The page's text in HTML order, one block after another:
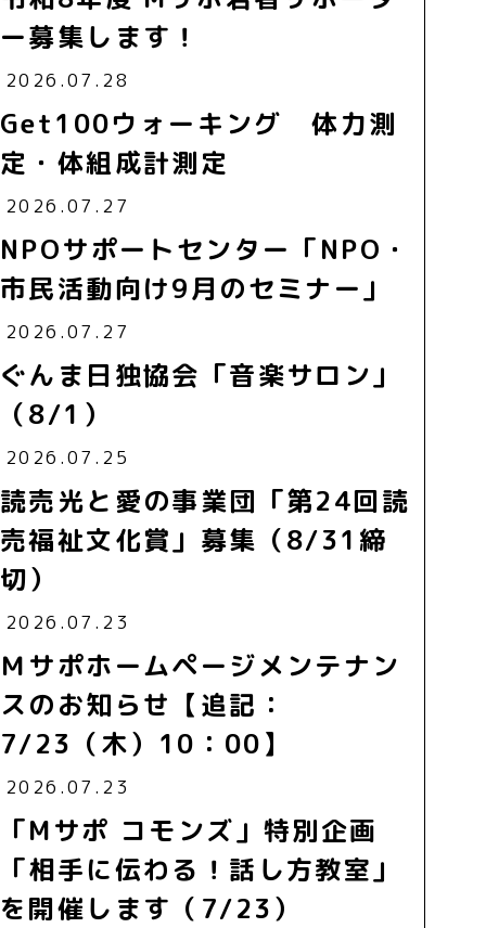
ー募集します！
2026.07.28
Get100ウォーキング 体力測
定・体組成計測定
2026.07.27
NPOサポートセンター「NPO・
市民活動向け9月のセミナー」
2026.07.27
ぐんま日独協会「音楽サロン」
（8/1）
2026.07.25
読売光と愛の事業団「第24回読
売福祉文化賞」募集（8/31締
切）
2026.07.23
Ｍサポホームページメンテナン
スのお知らせ【追記：
7/23（木）10：00】
2026.07.23
「Mサポ コモンズ」特別企画
「相手に伝わる！話し方教室」
を開催します（7/23）